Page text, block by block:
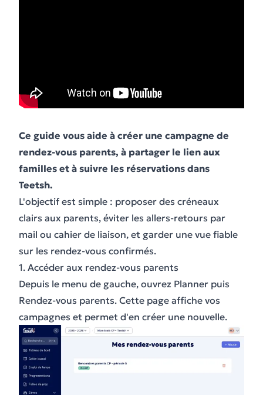
Ce guide vous aide à créer une campagne de
rendez-vous parents, à partager le lien aux
familles et à suivre les réservations dans
Teetsh.
L'objectif est simple : proposer des créneaux
clairs aux parents, éviter les allers-retours par
mail ou cahier de liaison, et garder une vue fiable
sur les rendez-vous confirmés.
1. Accéder aux rendez-vous parents
Depuis le menu de gauche, ouvrez Planner puis
Rendez-vous parents. Cette page affiche vos
campagnes et permet d'en créer une nouvelle.